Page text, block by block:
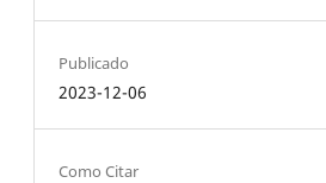
Publicado
2023-12-06
Como Citar